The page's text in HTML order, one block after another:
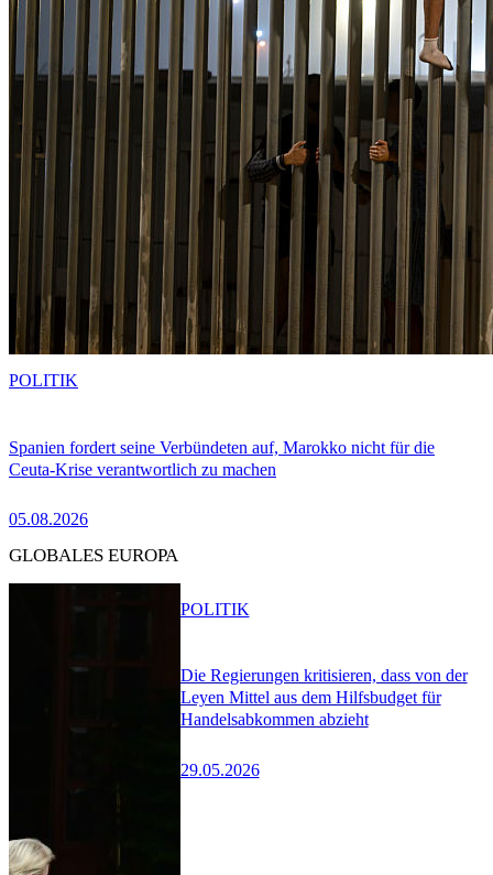
Spanien fordert seine Verbündeten auf, Marokko nicht für die
Ceuta-Krise verantwortlich zu machen
05.08.2026
POLITIK
GLOBALES EUROPA
Die Regierungen kritisieren, dass von der
Leyen Mittel aus dem Hilfsbudget für
Handelsabkommen abzieht
29.05.2026
POLITIK